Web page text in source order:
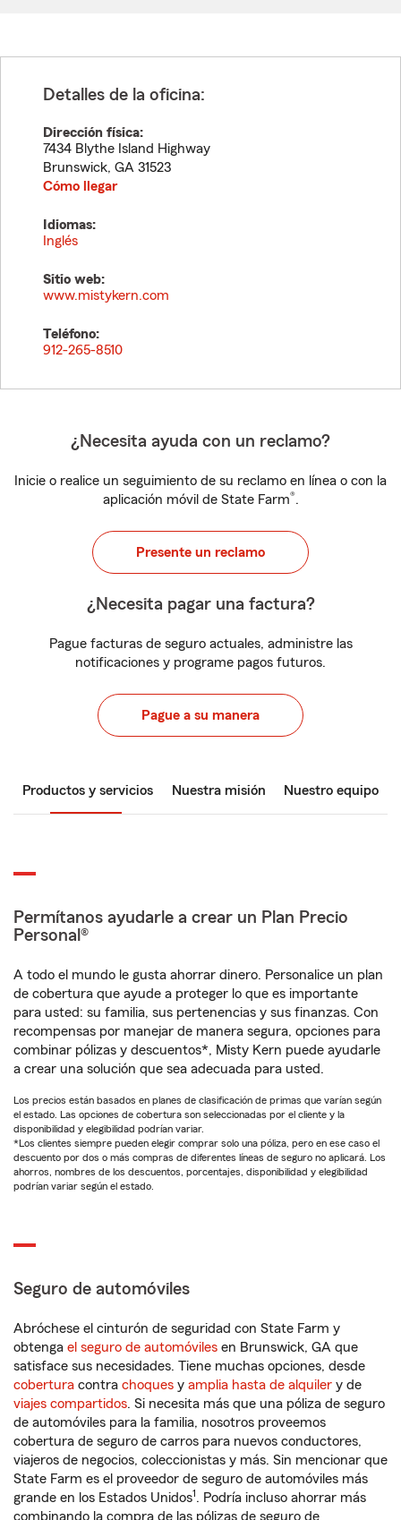
Detalles de la oficina:
Dirección física:
7434 Blythe Island Highway
Brunswick, GA 31523
Cómo llegar
Idiomas:
Inglés
Sitio web:
www.mistykern.com
Teléfono:
912-265-8510
¿Necesita ayuda con un reclamo?
Inicie o realice un seguimiento de su reclamo en línea o con la
aplicación móvil de State Farm®.
Presente un reclamo
¿Necesita pagar una factura?
Pague facturas de seguro actuales, administre las
notificaciones y programe pagos futuros.
Pague a su manera
Productos y servicios Nuestra misión Nuestro equipo
Permítanos ayudarle a crear un Plan Precio
Personal®
A todo el mundo le gusta ahorrar dinero. Personalice un plan
de cobertura que ayude a proteger lo que es importante
para usted: su familia, sus pertenencias y sus finanzas. Con
recompensas por manejar de manera segura, opciones para
combinar pólizas y descuentos*, Misty Kern puede ayudarle
a crear una solución que sea adecuada para usted.
Los precios están basados en planes de clasificación de primas que varían según
el estado. Las opciones de cobertura son seleccionadas por el cliente y la
disponibilidad y elegibilidad podrían variar.
*Los clientes siempre pueden elegir comprar solo una póliza, pero en ese caso el
descuento por dos o más compras de diferentes líneas de seguro no aplicará. Los
ahorros, nombres de los descuentos, porcentajes, disponibilidad y elegibilidad
podrían variar según el estado.
Seguro de automóviles
Abróchese el cinturón de seguridad con State Farm y
obtenga el seguro de automóviles en Brunswick, GA que
satisface sus necesidades. Tiene muchas opciones, desde
cobertura contra choques y amplia hasta de alquiler y de
viajes compartidos. Si necesita más que una póliza de seguro
de automóviles para la familia, nosotros proveemos
cobertura de seguro de carros para nuevos conductores,
viajeros de negocios, coleccionistas y más. Sin mencionar que
State Farm es el proveedor de seguro de automóviles más
grande en los Estados Unidos1. Podría incluso ahorrar más
combinando la compra de las pólizas de seguro de